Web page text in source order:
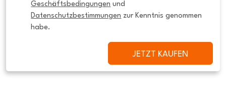
Geschäftsbedingungen
Datenschutzbestimmungen zur Kenntnis genommen
habe.
JETZT KAUFEN